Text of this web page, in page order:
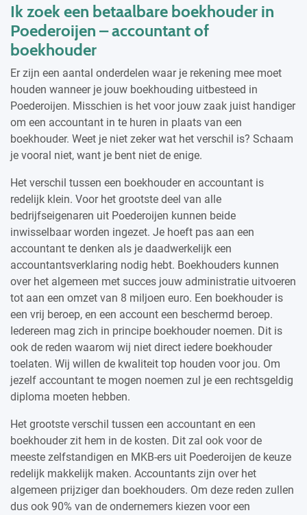
Ik zoek een betaalbare boekhouder in
Poederoijen – accountant of
boekhouder
Er zijn een aantal onderdelen waar je rekening mee moet
houden wanneer je jouw boekhouding uitbesteed in
Poederoijen. Misschien is het voor jouw zaak juist handiger
om een accountant in te huren in plaats van een
boekhouder. Weet je niet zeker wat het verschil is? Schaam
je vooral niet, want je bent niet de enige.
Het verschil tussen een boekhouder en accountant is
redelijk klein. Voor het grootste deel van alle
bedrijfseigenaren uit Poederoijen kunnen beide
inwisselbaar worden ingezet. Je hoeft pas aan een
accountant te denken als je daadwerkelijk een
accountantsverklaring nodig hebt. Boekhouders kunnen
over het algemeen met succes jouw administratie uitvoeren
tot aan een omzet van 8 miljoen euro. Een boekhouder is
een vrij beroep, en een account een beschermd beroep.
Iedereen mag zich in principe boekhouder noemen. Dit is
ook de reden waarom wij niet direct iedere boekhouder
toelaten. Wij willen de kwaliteit top houden voor jou. Om
jezelf accountant te mogen noemen zul je een rechtsgeldig
diploma moeten hebben.
Het grootste verschil tussen een accountant en een
boekhouder zit hem in de kosten. Dit zal ook voor de
meeste zelfstandigen en MKB-ers uit Poederoijen de keuze
redelijk makkelijk maken. Accountants zijn over het
algemeen prijziger dan boekhouders. Om deze reden zullen
dus ook 90% van de ondernemers kiezen voor een